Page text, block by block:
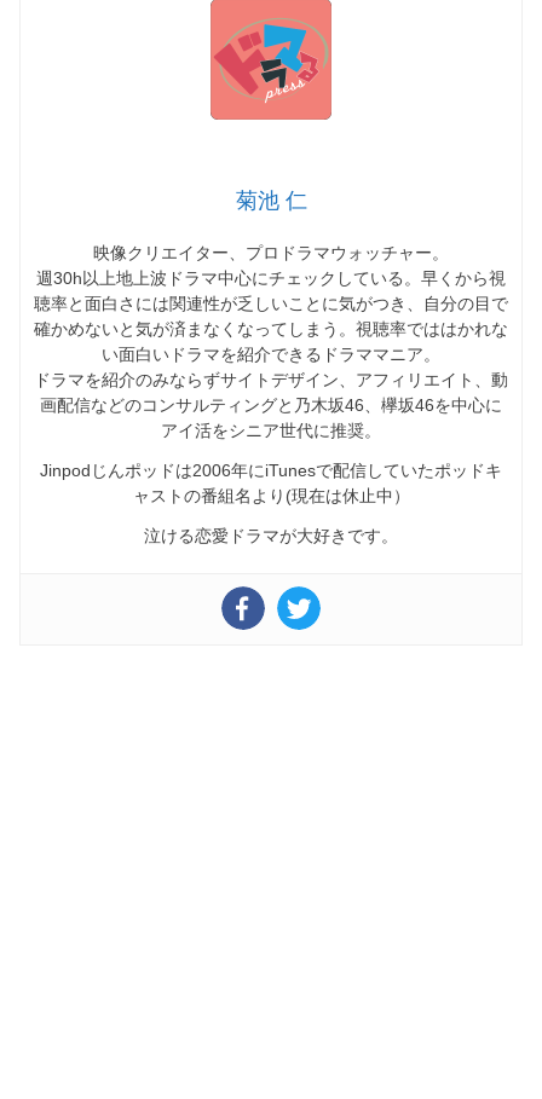
菊池 仁
映像クリエイター、プロドラマウォッチャー。
週30h以上地上波ドラマ中心にチェックしている。早くから視
聴率と面白さには関連性が乏しいことに気がつき、自分の目で
確かめないと気が済まなくなってしまう。視聴率でははかれな
い面白いドラマを紹介できるドラママニア。
ドラマを紹介のみならずサイトデザイン、アフィリエイト、動
画配信などのコンサルティングと乃木坂46、欅坂46を中心に
アイ活をシニア世代に推奨。
Jinpodじんポッドは2006年にiTunesで配信していたポッドキ
ャストの番組名より(現在は休止中）
泣ける恋愛ドラマが大好きです。